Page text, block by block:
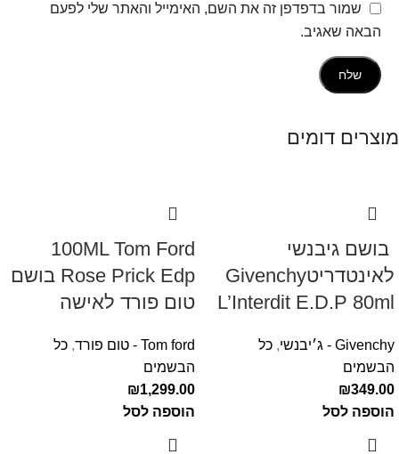
שמור בדפדפן זה את השם, האימייל והאתר שלי לפעם
הבאה שאגיב.
מוצרים דומים
‏ בושם גיבנשי
לאינטדריטGivenchy
L’Interdit E.D.P 80ml ‏
Givenchy - ג׳יבנשי , כל
הבשמים
₪349.00
הוספה לסל
100ML Tom Ford
Rose Prick Edp בושם
טום פורד לאישה
Tom ford - טום פורד , כל
הבשמים
₪1,299.00
הוספה לסל